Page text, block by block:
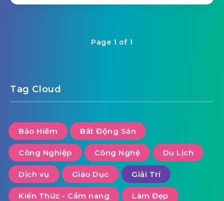
Page 1 of 1
Tag Cloud
Bảo Hiểm Bất Động Sản
Công Nghiệp Công Nghệ Du Lịch
Dịch vụ Giáo Dục Giải Trí
Kiến Thức - Cẩm nang Làm Đẹp